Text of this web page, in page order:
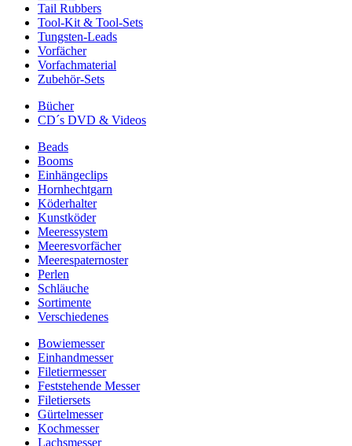
Tail Rubbers
Tool-Kit & Tool-Sets
Tungsten-Leads
Vorfächer
Vorfachmaterial
Zubehör-Sets
Bücher
CD´s DVD & Videos
Beads
Booms
Einhängeclips
Hornhechtgarn
Köderhalter
Kunstköder
Meeressystem
Meeresvorfächer
Meerespaternoster
Perlen
Schläuche
Sortimente
Verschiedenes
Bowiemesser
Einhandmesser
Filetiermesser
Feststehende Messer
Filetiersets
Gürtelmesser
Kochmesser
Lachsmesser